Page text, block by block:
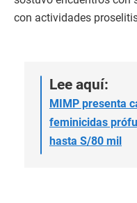
con actividades
Lee aquí:
MIMP presenta
feminicidas
hasta S/80 mil